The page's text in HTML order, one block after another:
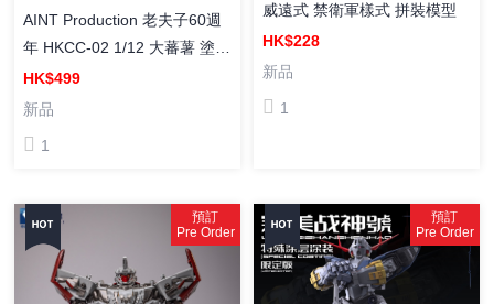
AINT Production 老夫子60週
年 HKCC-02 1/12 大蕃薯 塗裝
成品
HK$499
新品
1
威遠式 禁衛軍樣式 拼裝模型
HK$228
新品
1
預訂
Pre Order
預訂
Pre Order